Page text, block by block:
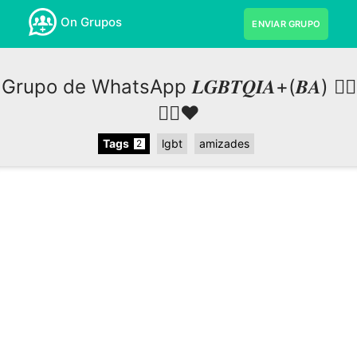
On Grupos ENVIAR GRUPO
Grupo de WhatsApp 𝑳𝑮𝑩𝑻𝑸𝑰𝑨+(𝑩𝑨) 🏳️‍🌈
✊🏽❤️
Tags 2 lgbt amizades